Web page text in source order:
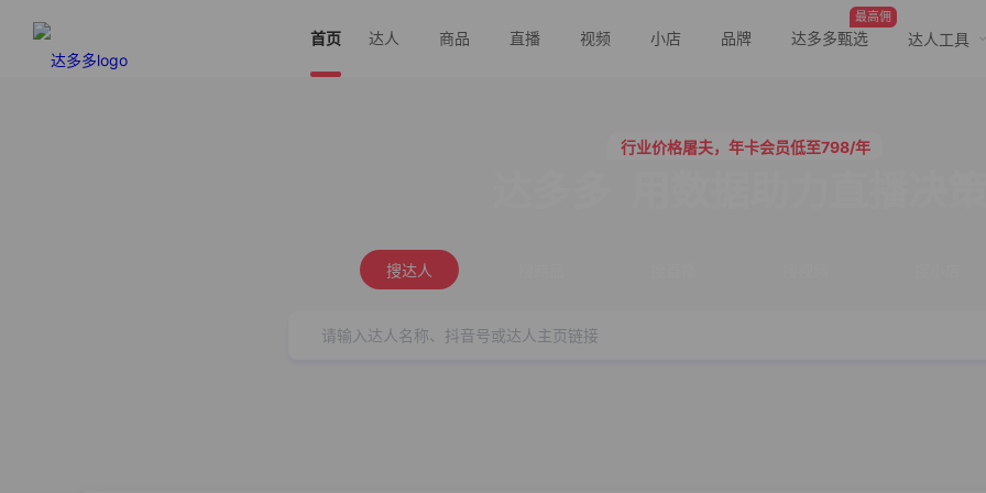
首页 达人 商品 直播 视频 小店 品牌
最高佣
达多多甄选 达人工具
行业价格屠夫，年卡会员低至798/年
搜达人